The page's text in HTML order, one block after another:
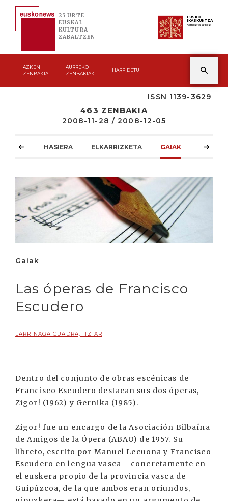
25 URTE
EUSKAL
KULTURA
ZABALTZEN
EUSKO
IKASKUNTZA
Asmoz ta jakitez
AZKEN
ZENBAKIA
AURREKO
ZENBAKIAK
HARPIDETU
ISSN 1139-3629
463 ZENBAKIA
2008-11-28 / 2008-12-05
HASIERA ELKARRIZKETA GAIAK
Gaiak
Las óperas de Francisco
Escudero
LARRINAGA CUADRA, ITZIAR
Dentro del conjunto de obras escénicas de
Francisco Escudero destacan sus dos óperas,
Zigor! (1962) y Gernika (1985).
Zigor! fue un encargo de la Asociación Bilbaína
de Amigos de la Ópera (ABAO) de 1957. Su
libreto, escrito por Manuel Lecuona y Francisco
Escudero en lengua vasca —concretamente en
el euskera propio de la provincia vasca de
Guipúzcoa, de la que ambos eran oriundos,